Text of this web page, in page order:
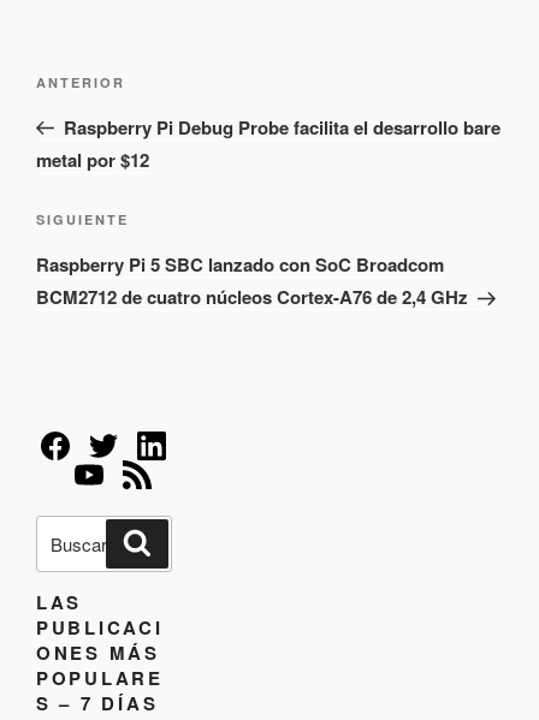
a
e
g
c
ó
n
d
E
a
a
a
r
:
ANTERIOR
Raspberry Pi Debug Probe facilita el desarrollo bare
metal por $12
S
e
t
r
a
d
a
SIGUIENTE
Raspberry Pi 5 SBC lanzado con SoC Broadcom
BCM2712 de cuatro núcleos Cortex-A76 de 2,4 GHz
B
c
a
r
p
o
r
:
u
s
r
LAS
PUBLICACI
ONES MÁS
POPULARE
S – 7 DÍAS